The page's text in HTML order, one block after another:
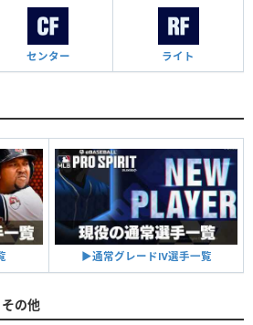
センター ライト
▶︎通常グレードⅣ選手一覧
の他